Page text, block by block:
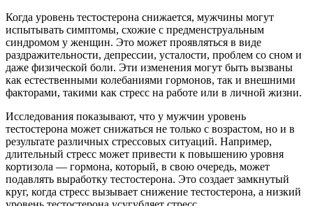
Когда уровень тестостерона снижается, мужчины могут
испытывать симптомы, схожие с предменструальным
синдромом у женщин. Это может проявляться в виде
раздражительности, депрессии, усталости, проблем со сном и
даже физической боли. Эти изменения могут быть вызваны
как естественными колебаниями гормонов, так и внешними
факторами, такими как стресс на работе или в личной жизни.
Исследования показывают, что у мужчин уровень
тестостерона может снижаться не только с возрастом, но и в
результате различных стрессовых ситуаций. Например,
длительный стресс может привести к повышению уровня
кортизола — гормона, который, в свою очередь, может
подавлять выработку тестостерона. Это создает замкнутый
круг, когда стресс вызывает снижение тестостерона, а низкий